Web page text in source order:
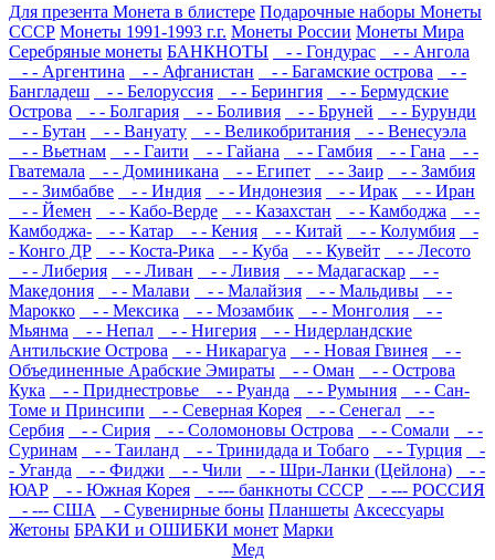
Для презента Монета в блистере Подарочные наборы Монеты
СССР Монеты 1991-1993 г.г. Монеты России Монеты Мира
Серебряные монеты БАНКНОТЫ - - Гондурас
- - Ангола
- - Аргентина
- - Афганистан - - Багамские острова
- -
Бангладеш
- - Белоруссия - - Берингия
- - Бермудские
Острова
- - Болгария - - Боливия - - Бруней
- - Бурунди
- - Бутан
- - Вануату - - Великобритания
- - Венесуэла
- - Вьетнам
- - Гаити - - Гайана - - Гамбия - - Гана
- -
Гватемала
- - Доминикана - - Египет - - Заир
- - Замбия
- - Зимбабве
- - Индия - - Индонезия - - Ирак
- - Иран
- - Йемен
- - Кабо-Верде - - Казахстан - - Камбоджа
- -
Камбоджа-
- - Катар - - Кения - - Китай - - Колумбия
-
- Конго ДР
- - Коста-Рика - - Куба - - Кувейт
- - Лесото
- - Либерия
- - Ливан - - Ливия - - Мадагаскар
- -
Македония
- - Малави - - Малайзия - - Мальдивы
- -
Марокко
- - Мексика - - Мозамбик - - Монголия
- -
Мьянма
- - Непал - - Нигерия
- - Нидерландские
Антильские Острова
- - Никарагуа - - Новая Гвинея
- -
Объединенные Арабские Эмираты
- - Оман
- - Острова
Кука
- - Приднестровье - - Руанда - - Румыния
- - Сан-
Томе и Принсипи
- - Северная Корея - - Сенегал
- -
Сербия
- - Сирия - - Соломоновы Острова - - Сомали
- -
Суринам
- - Таиланд - - Тринидада и Тобаго - - Турция
-
- Уганда
- - Фиджи - - Чили - - Шри-Ланки (Цейлона)
- -
ЮАР
- - Южная Корея - --- банкноты СССР
- --- РОССИЯ
- --- США
- Сувенирные боны Планшеты Аксессуары
Жетоны БРАКИ и ОШИБКИ монет Марки
Мед